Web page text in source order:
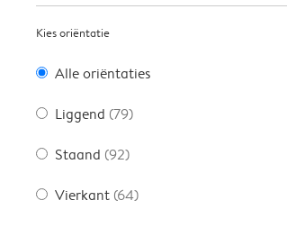
Kies oriëntatie
Alle oriëntaties
Liggend (79)
Staand (92)
Vierkant (64)